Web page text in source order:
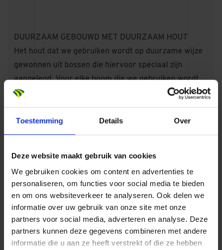
Toestemming Details Over
Deze website maakt gebruik van cookies
We gebruiken cookies om content en advertenties te
personaliseren, om functies voor social media te bieden
en om ons websiteverkeer te analyseren. Ook delen we
informatie over uw gebruik van onze site met onze
partners voor social media, adverteren en analyse. Deze
partners kunnen deze gegevens combineren met andere
informatie die u aan ze heeft verstrekt of die ze hebben
DUURZAAM GEBOUWD MET DUURZAAM HOUT
Het hout dat we gebruiken wordt op duurzame wijze
gewonnen uit bossen die hiervoor speciaal zijn
aangelegd. Voor elke boom die we gebruiken wordt
weer een nieuwe boom aangeplant.
VAN APPARTEMENT TOT GEBOUW
Kant-en-klaar
De slimme modules worden
geprefabriceerd waardoor
productiekosten, ongebruikt materiaal